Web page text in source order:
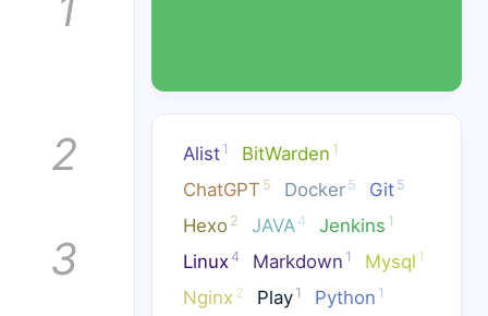
2
3
Alist 1 BitWarden 1
ChatGPT 5 Docker 5 Git 5
Hexo 2 JAVA 4 Jenkins 1
Linux 4 Markdown 1 Mysql 1
Nginx 2 Play 1 Python 1